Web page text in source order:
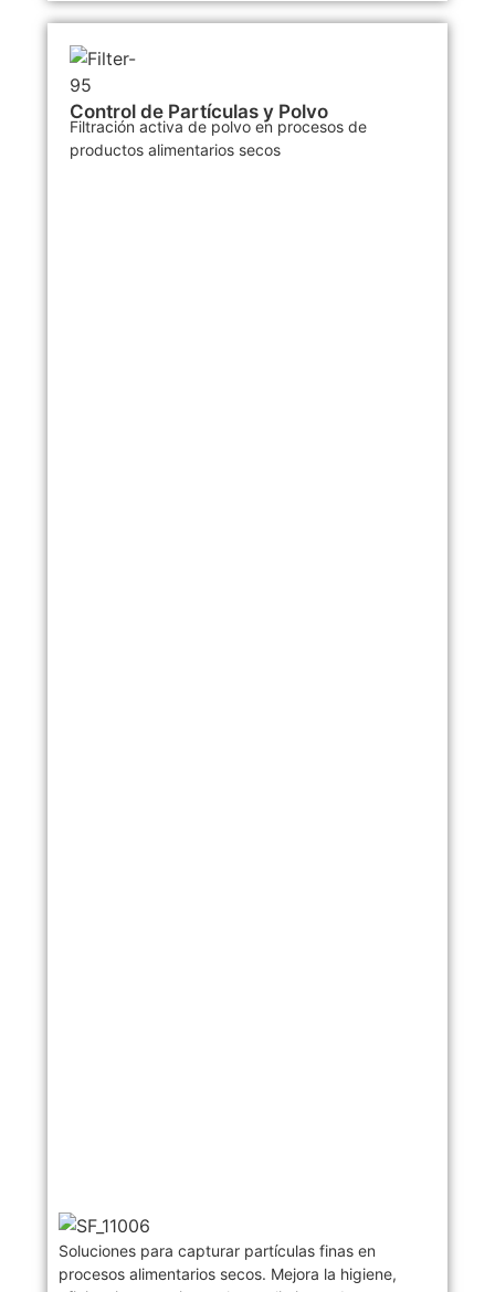
Control de Partículas y Polvo
Filtración activa de polvo en procesos de
productos alimentarios secos
Soluciones para capturar partículas finas en
procesos alimentarios secos. Mejora la higiene,